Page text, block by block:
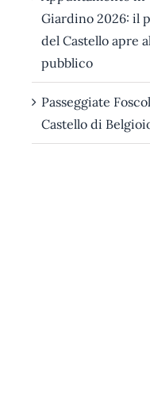
Giardino 2026: il
del Castello apre
pubblico
Passeggiate
Castello di